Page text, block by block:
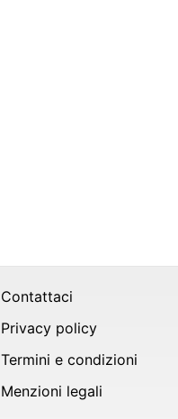
Contattaci
Privacy policy
Termini e condizioni
Menzioni legali